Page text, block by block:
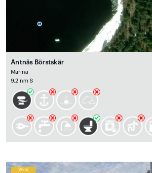
Antnäs Börstskär
Marina
9.2 nm S
Wind